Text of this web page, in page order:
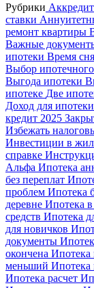
Рубрики
ставки
ремонт квартиры
Важные
ипотеки Время
Выбор ипотечного
Выгода ипотеки
ипотеке Две
Доход для ипотеки
кредит 2025
Избежать
Инвестиции в
справке
Альфа Ипотека
без переплат
проблем Ипотека
деревне Ипотека в
средств Ипотека
для новичков
документы
окончена Ипотека
меньший Ипотека
Ипотека расчет